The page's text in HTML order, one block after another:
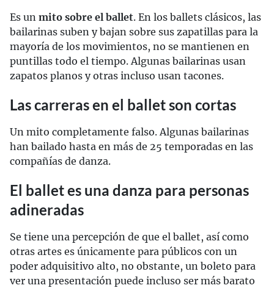
Es un mito sobre el ballet. En los ballets clásicos, las
bailarinas suben y bajan sobre sus zapatillas para la
mayoría de los movimientos, no se mantienen en
puntillas todo el tiempo. Algunas bailarinas usan
zapatos planos y otras incluso usan tacones.
Las carreras en el ballet son cortas
Un mito completamente falso. Algunas bailarinas
han bailado hasta en más de 25 temporadas en las
compañías de danza.
El ballet es una danza para personas
adineradas
Se tiene una percepción de que el ballet, así como
otras artes es únicamente para públicos con un
poder adquisitivo alto, no obstante, un boleto para
ver una presentación puede incluso ser más barato